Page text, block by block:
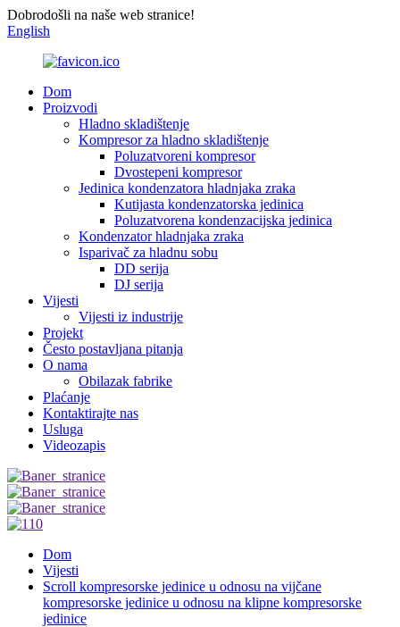
Dobrodošli na naše web stranice!
English
Dom
Proizvodi
Hladno skladištenje
Kompresor za hladno skladištenje
Poluzatvoreni kompresor
Dvostepeni kompresor
Jedinica kondenzatora hladnjaka zraka
Kutijasta kondenzatorska jedinica
Poluzatvorena kondenzacijska jedinica
Kondenzator hladnjaka zraka
Isparivač za hladnu sobu
DD serija
DJ serija
Vijesti
Vijesti iz industrije
Projekt
Često postavljana pitanja
O nama
Obilazak fabrike
Plaćanje
Kontaktirajte nas
Usluga
Videozapis
Dom
Vijesti
Scroll kompresorske jedinice u odnosu na vijčane
kompresorske jedinice u odnosu na klipne kompresorske
jedinice